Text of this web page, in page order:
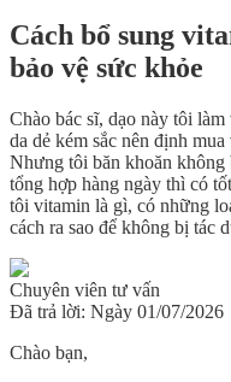
Cách bổ sung
bảo vệ sức khỏe
Chào bác sĩ, dạo này tôi
da dẻ kém sắc nên định
Nhưng tôi băn khoăn
tổng hợp hàng ngày thì có
tôi vitamin là gì, có những
cách ra sao để không bị tác
Chuyên viên tư vấn
Đã trả lời: Ngày 01/07/2026
Chào bạn,